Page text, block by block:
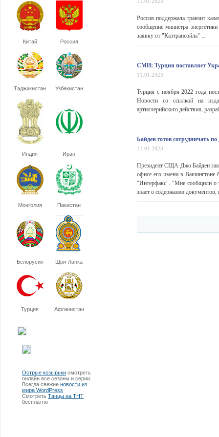
Китай Россия
Таджикистан Узбекистан
Индия Иран
Монголия Пакистан
Белорусия Шри-Ланка
Турция Афганистан
Острые козырьки смотреть
онлайн все сезоны и серии.
Всегда свежие новости из
мира WordPress
Смотреть Танцы на ТНТ
бесплатно
Россия поддержала транзит
сообщение министра
заявку от "Казтрансойла" ...
СМИ: Турция поставляет
11.01.2023
Турция с ноября 2022 года
Новости со ссылкой на
артиллерийского действия,
Байден готов сотрудничать
11.01.2023
Президент СЩА Джо Байден
офисе его имени в Вашингтоне
"Интерфакс". "Мне сообщили о
знает о содержании